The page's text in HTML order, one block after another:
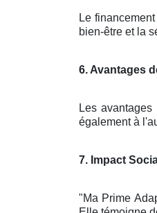
Le
bien-être et la
6. Avantages
Les
également à
7. Impact
"Ma Prime